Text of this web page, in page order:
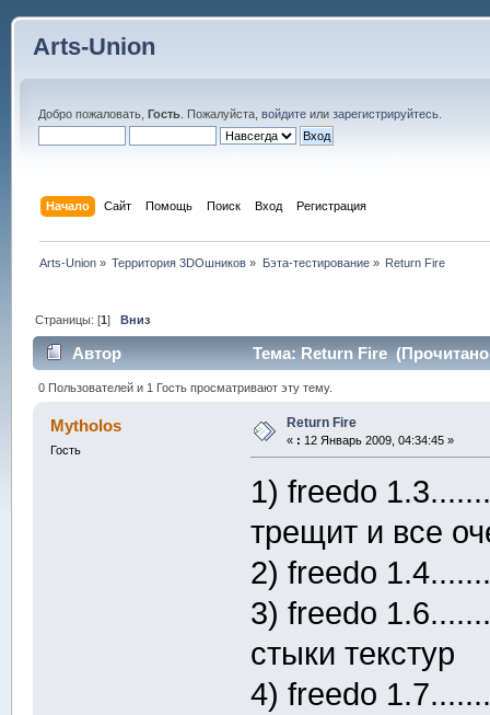
Arts-Union
Добро пожаловать, Гость. Пожалуйста, войдитеили зарегистрируйтесь.
Начало Сайт Помощь Поиск Вход Регистрация
Arts-Union » Территория 3DOшников » Бэта-тестирование» Return Fire
Страницы: [1]Вниз
Автор Тема: Return Fire (Прочитано
0 Пользователей и 1 Гость просматривают эту тему.
Mytholos
Гость
Return Fire
« : 12 Январь 2009, 04:34:45 »
1) freedo
трещит и все
2) freedo
3) freedo
стыки текстур
4) freedo